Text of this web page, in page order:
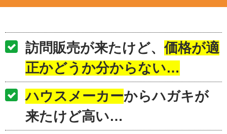
訪問販売が来たけど、 価格が適
正かどうか分からない…
ハウスメーカーからハガキが
来たけど高い…